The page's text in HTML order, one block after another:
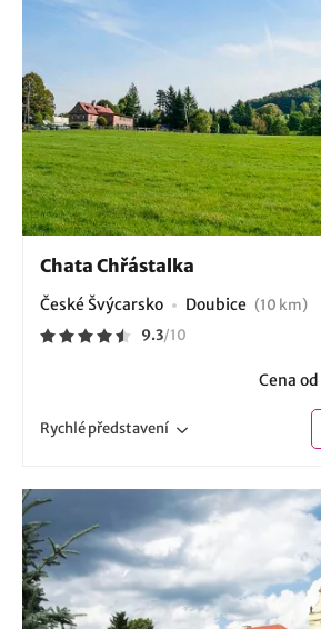
Chata Chřástalka
České Švýcarsko Doubice (10 km)
9.3/10
Cena od
Rychlépředstavení